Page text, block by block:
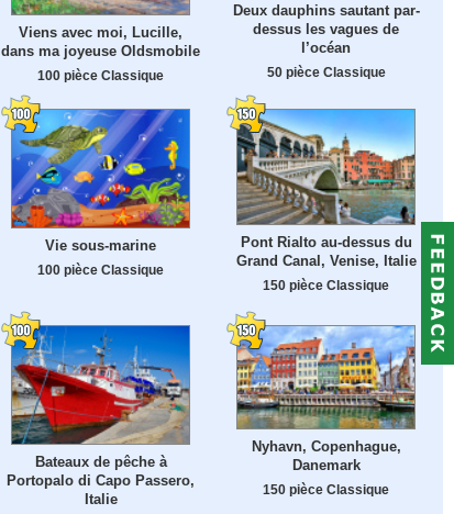
Viens avec moi, Lucille,
dans ma joyeuse Oldsmobile
100 pièce Classique
Deux dauphins sautant par-
dessus les vagues de
l’océan
50 pièce Classique
Vie sous-marine
100 pièce Classique
Pont Rialto au-dessus du
Grand Canal, Venise, Italie
150 pièce Classique
Bateaux de pêche à
Portopalo di Capo Passero,
Italie
Nyhavn, Copenhague,
Danemark
150 pièce Classique